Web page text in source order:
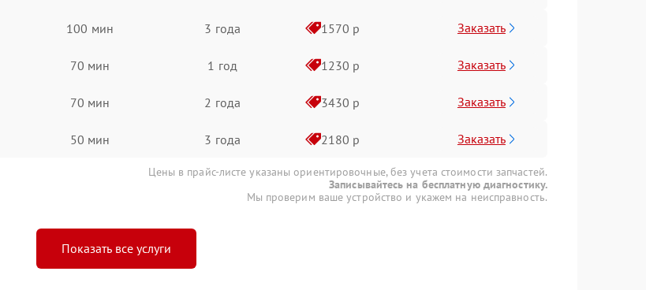
100 мин 3 года 1570 р Заказать
70 мин 1 год 1230 р Заказать
70 мин 2 года 3430 р Заказать
50 мин 3 года 2180 р Заказать
Цены в прайс-листе указаны ориентировочные, без учета стоимости запчастей.
Записывайтесь на бесплатную диагностику.
Мы проверим ваше устройство и укажем на неисправность.
Показать все услуги